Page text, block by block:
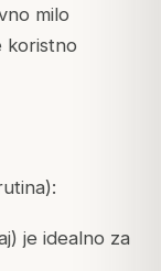
milo
koristno
je idealno za